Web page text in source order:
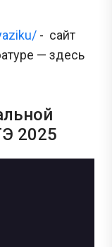
- сайт
— здесь
2025